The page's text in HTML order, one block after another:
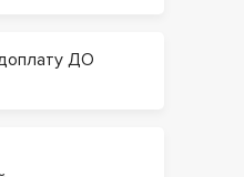
ДО